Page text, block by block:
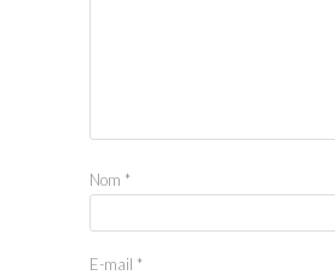
Nom *
E-mail *